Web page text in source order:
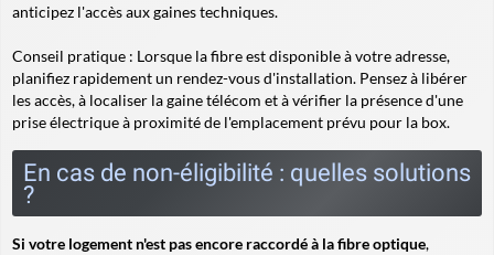
anticipez l'accès aux gaines techniques.
Conseil pratique : Lorsque la fibre est disponible à votre adresse,
planifiez rapidement un rendez-vous d'installation. Pensez à libérer
les accès, à localiser la gaine télécom et à vérifier la présence d'une
prise électrique à proximité de l'emplacement prévu pour la box.
En cas de non-éligibilité : quelles solutions
?
Si votre logement n'est pas encore raccordé à la fibre optique,